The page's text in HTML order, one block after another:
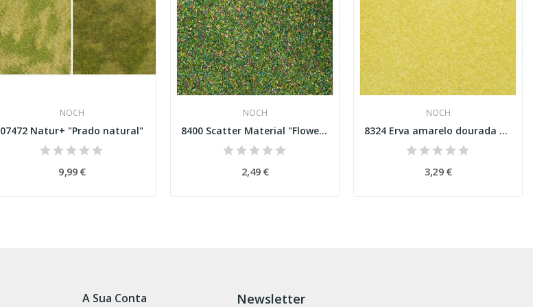
NOCH
07472 Natur+ "Prado natural"
9,99 €
NOCH
8400 Scatter Material "Flower Meadow"
2,49 €
NOCH
8324 Erva amarelo dourada Scatter Grass...
3,29 €
A Sua Conta Newsletter